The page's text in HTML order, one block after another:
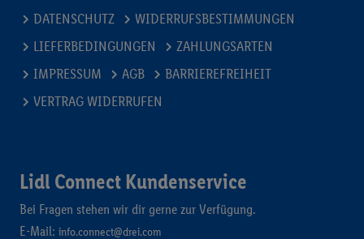
DATENSCHUTZ
WIDERRUFSBESTIMMUNGEN
LIEFERBEDINGUNGEN
ZAHLUNGSARTEN
IMPRESSUM
AGB
BARRIEREFREIHEIT
VERTRAG WIDERRUFEN
Lidl Connect Kundenservice
Bei Fragen stehen wir dir gerne zur Verfügung.
E-Mail: info.connect@drei.com